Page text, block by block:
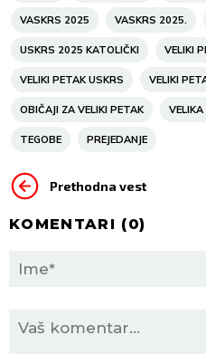
VASKRS 2025 VASKRS 2025.
USKRS 2025 KATOLIČKI VELIKI
VELIKI PETAK USKRS VELIKI
OBIČAJI ZA VELIKI PETAK
TEGOBE PREJEDANJE
Prethodna vest
KOMENTARI (0)